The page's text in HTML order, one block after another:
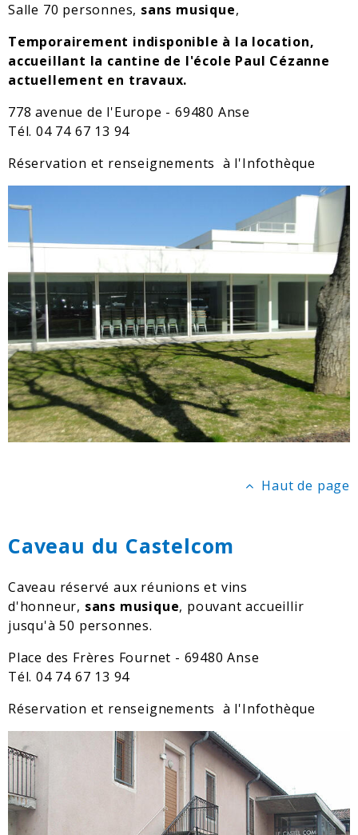
Salle 70 personnes, sans musique,
Temporairement indisponible à la location,
accueillant la cantine de l'école Paul Cézanne
actuellement en travaux.
778 avenue de l'Europe - 69480 Anse
Tél. 04 74 67 13 94
Réservation et renseignements à l'Infothèque
Haut de page
Caveau du Castelcom
Caveau réservé aux réunions et vins
d'honneur, sans musique, pouvant accueillir
jusqu'à 50 personnes.
Place des Frères Fournet - 69480 Anse
Tél. 04 74 67 13 94
Réservation et renseignements à l'Infothèque